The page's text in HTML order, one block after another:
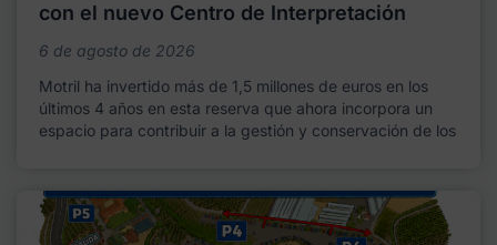
con el nuevo Centro de Interpretación
6 de agosto de 2026
Motril ha invertido más de 1,5 millones de euros en los
últimos 4 años en esta reserva que ahora incorpora un
espacio para contribuir a la gestión y conservación de los